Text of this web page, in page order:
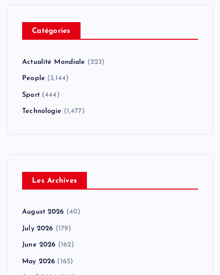
Catégories
Actualité Mondiale (223)
People (3,144)
Sport(444)
Technologie (1,477)
Les Archives
August 2026 (40)
July 2026 (179)
June 2026 (162)
May 2026 (165)